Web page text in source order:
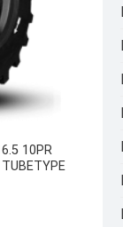
10PR
TUBETYPE